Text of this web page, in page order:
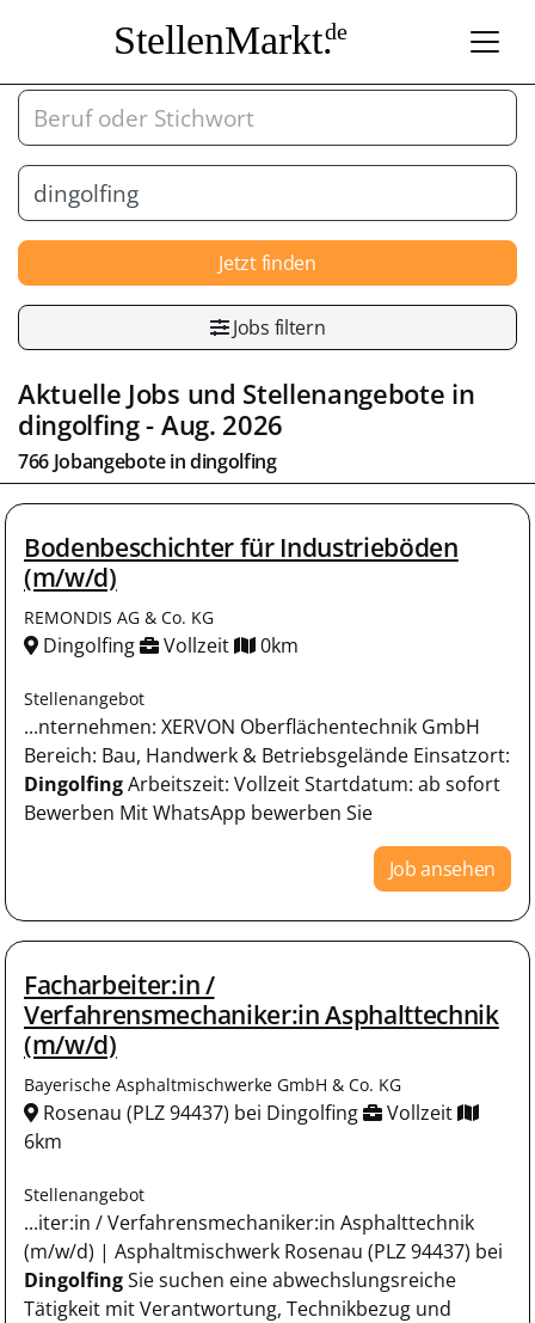
StellenMarkt.de
Jetzt finden
Jobs filtern
Aktuelle Jobs und Stellenangebote in
dingolfing- Aug. 2026
766 Jobangebote indingolfing
Bodenbeschichter für Industrieböden
(m/w/d)
REMONDIS AG & Co. KG
Dingolfing Vollzeit 0km
Stellenangebot
...nternehmen: XERVON Oberflächentechnik GmbH
Bereich: Bau, Handwerk & Betriebsgelände Einsatzort:
DingolfingArbeitszeit: Vollzeit Startdatum: ab sofort
Bewerben Mit WhatsApp bewerben Sie
Job ansehen
Facharbeiter:in /
Verfahrensmechaniker:in Asphalttechnik
(m/w/d)
Bayerische Asphaltmischwerke GmbH & Co. KG
Rosenau (PLZ 94437) bei Dingolfing
Vollzeit
6km
Stellenangebot
...iter:in / Verfahrensmechaniker:in Asphalttechnik
(m/w/d) | Asphaltmischwerk Rosenau (PLZ 94437) bei
DingolfingSie suchen eine abwechslungsreiche
Tätigkeit mit Verantwortung, Technikbezug und